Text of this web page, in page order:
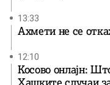
13:33
Ахмети не се
12:10
Косово онлајн: